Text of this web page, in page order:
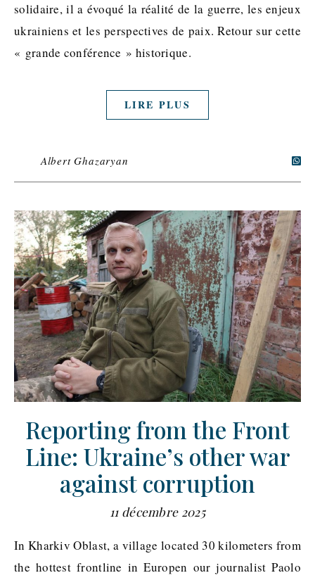
solidaire, il a évoqué la réalité de la guerre, les enjeux
ukrainiens et les perspectives de paix. Retour sur cette
« grande conférence » historique.
LIRE PLUS
Albert Ghazaryan
Reporting from the Front
Line: Ukraine’s other war
against corruption
11 décembre 2025
In Kharkiv Oblast, a village located 30 kilometers from
the hottest frontline in Europen our journalist Paolo